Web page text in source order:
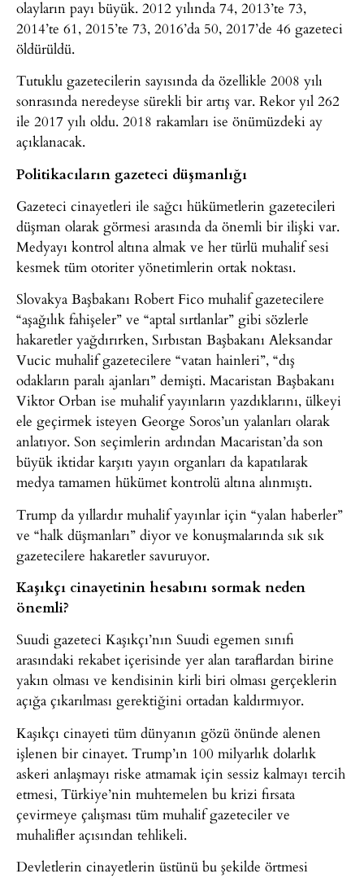
olayların payı büyük. 2012 yılında 74, 2013’te 73,
2014’te 61, 2015’te 73, 2016’da 50, 2017’de 46 gazeteci
öldürüldü.
Tutuklu gazetecilerin sayısında da özellikle 2008 yılı
sonrasında neredeyse sürekli bir artış var. Rekor yıl 262
ile 2017 yılı oldu. 2018 rakamları ise önümüzdeki ay
açıklanacak.
Politikacıların gazeteci düşmanlığı
Gazeteci cinayetleri ile sağcı hükümetlerin gazetecileri
düşman olarak görmesi arasında da önemli bir ilişki var.
Medyayı kontrol altına almak ve her türlü muhalif sesi
kesmek tüm otoriter yönetimlerin ortak noktası.
Slovakya Başbakanı Robert Fico muhalif gazetecilere
“aşağılık fahişeler” ve “aptal sırtlanlar” gibi sözlerle
hakaretler yağdırırken, Sırbıstan Başbakanı Aleksandar
Vucic muhalif gazetecilere “vatan hainleri”, “dış
odakların paralı ajanları” demişti. Macaristan Başbakanı
Viktor Orban ise muhalif yayınların yazdıklarını, ülkeyi
ele geçirmek isteyen George Soros’un yalanları olarak
anlatıyor. Son seçimlerin ardından Macaristan’da son
büyük iktidar karşıtı yayın organları da kapatılarak
medya tamamen hükümet kontrolü altına alınmıştı.
Trump da yıllardır muhalif yayınlar için “yalan haberler”
ve “halk düşmanları” diyor ve konuşmalarında sık sık
gazetecilere hakaretler savuruyor.
Kaşıkçı cinayetinin hesabını sormak neden
önemli?
Suudi gazeteci Kaşıkçı’nın Suudi egemen sınıfı
arasındaki rekabet içerisinde yer alan taraflardan birine
yakın olması ve kendisinin kirli biri olması gerçeklerin
açığa çıkarılması gerektiğini ortadan kaldırmıyor.
Kaşıkçı cinayeti tüm dünyanın gözü önünde alenen
işlenen bir cinayet. Trump’ın 100 milyarlık dolarlık
askeri anlaşmayı riske atmamak için sessiz kalmayı tercih
etmesi, Türkiye’nin muhtemelen bu krizi fırsata
çevirmeye çalışması tüm muhalif gazeteciler ve
muhalifler açısından tehlikeli.
Devletlerin cinayetlerin üstünü bu şekilde örtmesi